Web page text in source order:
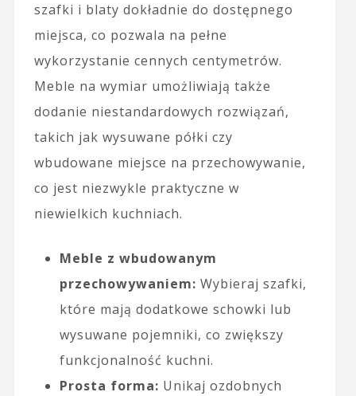
szafki i blaty dokładnie do dostępnego
miejsca, co pozwala na pełne
wykorzystanie cennych centymetrów.
Meble na wymiar umożliwiają także
dodanie niestandardowych rozwiązań,
takich jak wysuwane półki czy
wbudowane miejsce na przechowywanie,
co jest niezwykle praktyczne w
niewielkich kuchniach.
Meble z wbudowanym
przechowywaniem: Wybieraj szafki,
które mają dodatkowe schowki lub
wysuwane pojemniki, co zwiększy
funkcjonalność kuchni.
Prosta forma: Unikaj ozdobnych